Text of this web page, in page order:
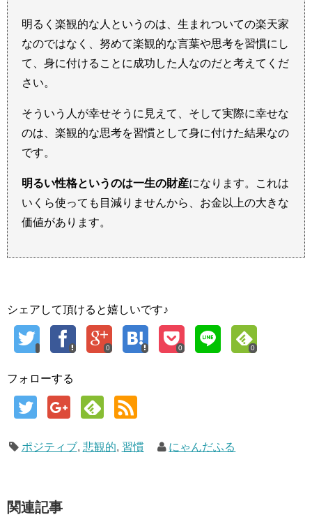
明るく楽観的な人というのは、生まれついての楽天家
なのではなく、努めて楽観的な言葉や思考を習慣にし
て、身に付けることに成功した人なのだと考えてくだ
さい。
そういう人が幸せそうに見えて、そして実際に幸せな
のは、楽観的な思考を習慣として身に付けた結果なの
です。
明るい性格というのは一生の財産になります。これは
いくら使っても目減りませんから、お金以上の大きな
価値があります。
シェアして頂けると嬉しいです♪
0 0 0
フォローする
ポジティブ, 悲観的, 習慣 にゃんだふる
関連記事